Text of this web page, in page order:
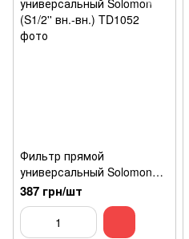
Фильтр прямой
универсальный Solomon
(S1/2'' вн.-вн.)
387 грн/шт